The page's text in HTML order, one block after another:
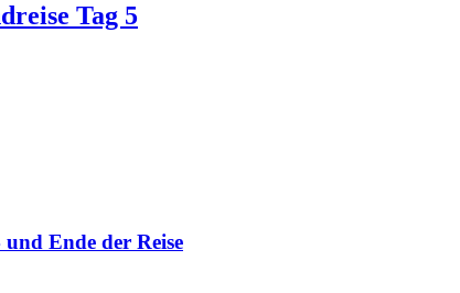
Tag 5
Ende der Reise